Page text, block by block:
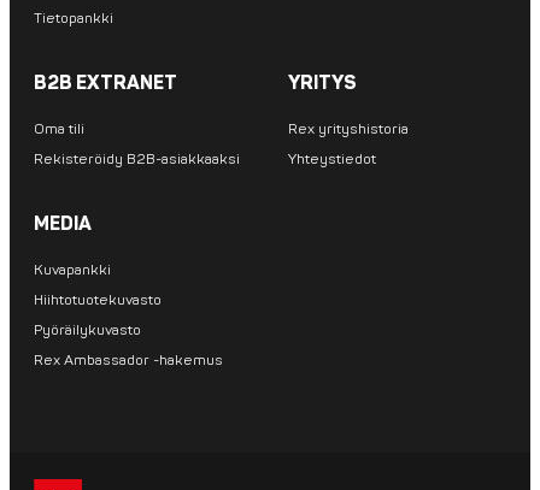
Tietopankki
B2B EXTRANET
Oma tili
Rekisteröidy B2B-asiakkaaksi
YRITYS
Rex yrityshistoria
Yhteystiedot
MEDIA
Kuvapankki
Hiihtotuotekuvasto
Pyöräilykuvasto
Rex Ambassador -hakemus